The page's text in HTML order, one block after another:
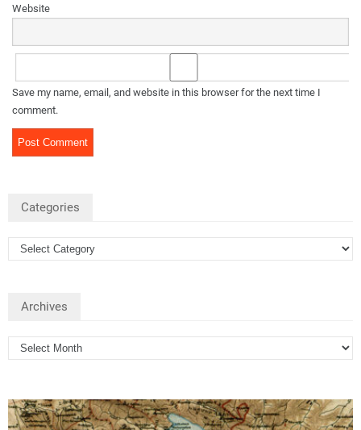
Website
Save my name, email, and website in this browser for the next time I
comment.
Categories
Archives